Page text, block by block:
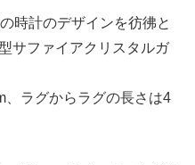
時計のデザインを彷彿と
サファイアクリスタルガ
、ラグからラグの長さは4